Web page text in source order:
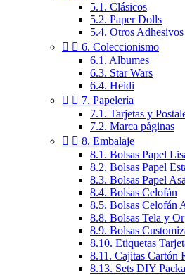
5.1. Clásicos
5.2. Paper Dolls
5.4. Otros Adhesivos
  6. Coleccionismo
6.1. Albumes
6.3. Star Wars
6.4. Heidi
  7. Papelería
7.1. Tarjetas y
7.2. Marca páginas
  8. Embalaje
8.1. Bolsas Papel
8.2. Bolsas Papel
8.3. Bolsas Papel Asa
8.4. Bolsas Celofán
8.5. Bolsas Celofán
8.8. Bolsas Tela y
8.9. Bolsas
8.10. Etiquetas
8.11. Cajitas Cartón
8.13. Sets DIY